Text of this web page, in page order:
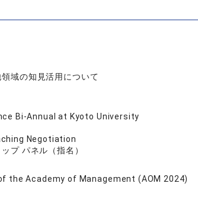
域の知見活用について
Bi-Annual at Kyoto University
Negotiation
プ パネル（指名）
the Academy of Management (AOM 2024)